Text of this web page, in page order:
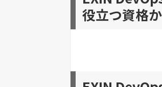
役立つ資格